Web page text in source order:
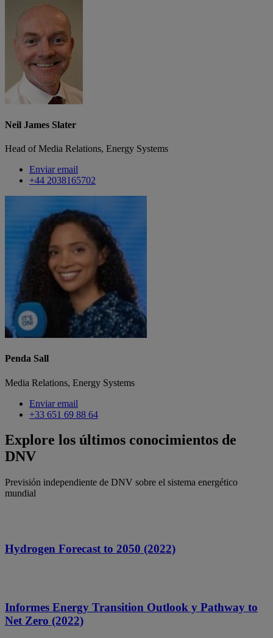
Neil James Slater
Head of Media Relations, Energy Systems
Enviar email
+44 2038165702
Penda Sall
Media Relations, Energy Systems
Enviar email
+33 651 69 88 64
Explore los últimos conocimientos de
DNV
Previsión independiente de DNV sobre el sistema energético
mundial
Hydrogen Forecast to 2050 (2022)
Informes Energy Transition Outlook y Pathway to
Net Zero (2022)